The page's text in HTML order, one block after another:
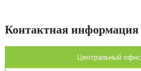
Контактная информация
Центральный офис